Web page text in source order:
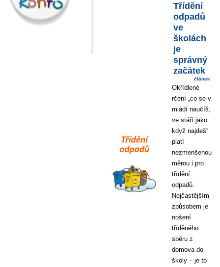
Třídění
odpadů
ve
školách
je
správný
začátek
článek
Okřídlené
rčení „co se v
mládí naučíš,
ve stáří jako
když najdeš“
platí
nezmenšenou
měrou i pro
třídění
odpadů.
Nejčastějším
způsobem je
nošení
tříděného
sběru z
domova do
školy – je to